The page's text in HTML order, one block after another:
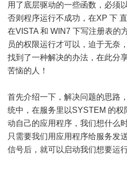
用了底层驱动的一些函数，必须
否则程序运行不成功，在XP 下
在VISTA 和 WIN7 下写注册表的
员的权限运行才可以，迫于无奈
找到了一种解决的办法，在此分
苦恼的人！
首先介绍一下，解决问题的思路
统中，在服务里以SYSTEM 的权
动自己的应用程序，我们想什么
只需要我们用应用程序给服务发
信号后，就可以启动我们想要运